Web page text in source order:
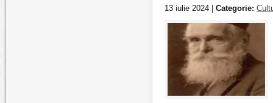
13 iulie 2024 | Categorie: